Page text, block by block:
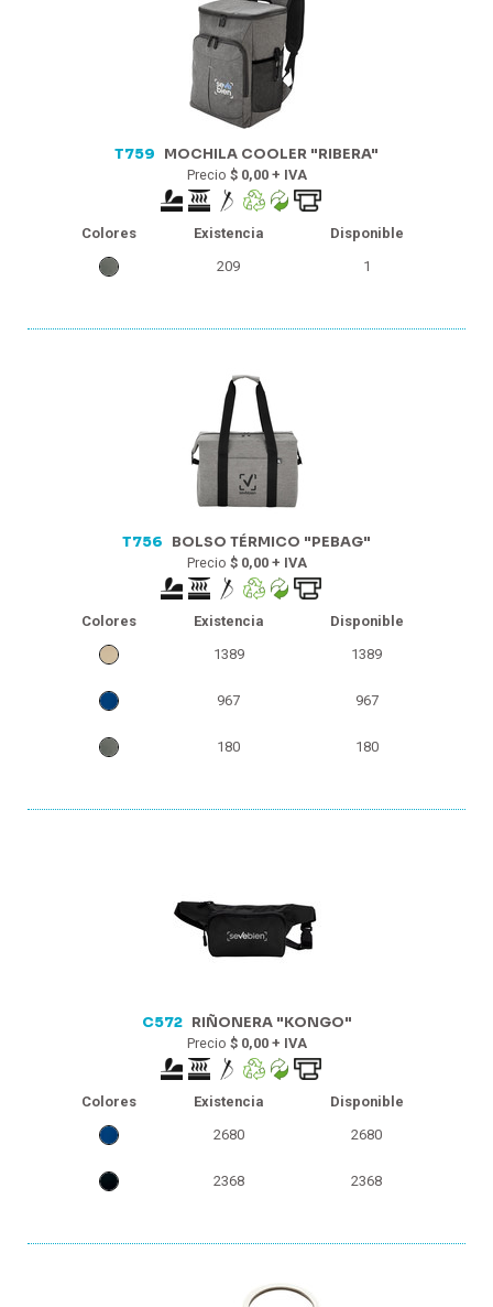
T759 MOCHILA COOLER "RIBERA"
Precio $ 0,00 + IVA
Colores Existencia
Disponible
209
1
T756 BOLSO TÉRMICO "PEBAG"
Precio $ 0,00 + IVA
Colores Existencia
Disponible
1389
1389
967 967
180 180
C572 RIÑONERA "KONGO"
Precio $ 0,00 + IVA
Colores Existencia
Disponible
2680
2680
2368 2368